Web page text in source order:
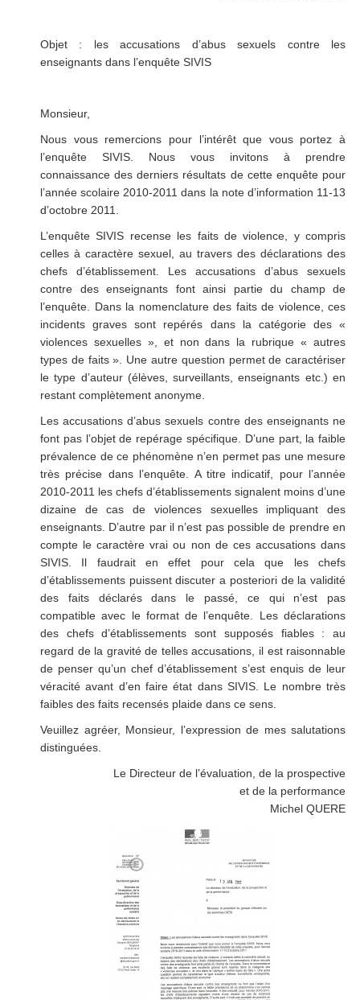
Objet : les accusations d’abus sexuels contre les
enseignants dans l’enquête SIVIS
Monsieur,
Nous vous remercions pour l’intérêt que vous portez à
l’enquête SIVIS. Nous vous invitons à prendre
connaissance des derniers résultats de cette enquête pour
l’année scolaire 2010-2011 dans la note d’information 11-13
d’octobre 2011.
L’enquête SIVIS recense les faits de violence, y compris
celles à caractère sexuel, au travers des déclarations des
chefs d’établissement. Les accusations d’abus sexuels
contre des enseignants font ainsi partie du champ de
l’enquête. Dans la nomenclature des faits de violence, ces
incidents graves sont repérés dans la catégorie des «
violences sexuelles », et non dans la rubrique « autres
types de faits ». Une autre question permet de caractériser
le type d’auteur (élèves, surveillants, enseignants etc.) en
restant complètement anonyme.
Les accusations d’abus sexuels contre des enseignants ne
font pas l’objet de repérage spécifique. D’une part, la faible
prévalence de ce phénomène n’en permet pas une mesure
très précise dans l’enquête. A titre indicatif, pour l’année
2010-2011 les chefs d’établissements signalent moins d’une
dizaine de cas de violences sexuelles impliquant des
enseignants. D’autre par il n’est pas possible de prendre en
compte le caractère vrai ou non de ces accusations dans
SIVIS. Il faudrait en effet pour cela que les chefs
d’établissements puissent discuter a posteriori de la validité
des faits déclarés dans le passé, ce qui n’est pas
compatible avec le format de l’enquête. Les déclarations
des chefs d’établissements sont supposés fiables : au
regard de la gravité de telles accusations, il est raisonnable
de penser qu’un chef d’établissement s’est enquis de leur
véracité avant d’en faire état dans SIVIS. Le nombre très
faibles des faits recensés plaide dans ce sens.
Veuillez agréer, Monsieur, l’expression de mes salutations
distinguées.
Le Directeur de l’évaluation, de la prospective
et de la performance
Michel QUERE